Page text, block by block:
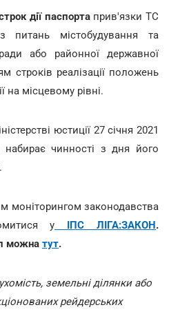
дії паспортаприв'язки ТС
питань містобудування та
ради або районної державної
строків реалізації положень
на місцевому рівні.
юстиції 27 січня 2021
чинності з дня його
моніторингом законодавства
у ІПС ЛІГА:ЗАКОН.
можна тут.
земельні ділянки або
рейдерських